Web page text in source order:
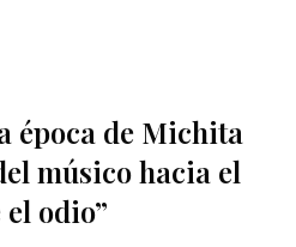
época de Michita
músico hacia el
odio”